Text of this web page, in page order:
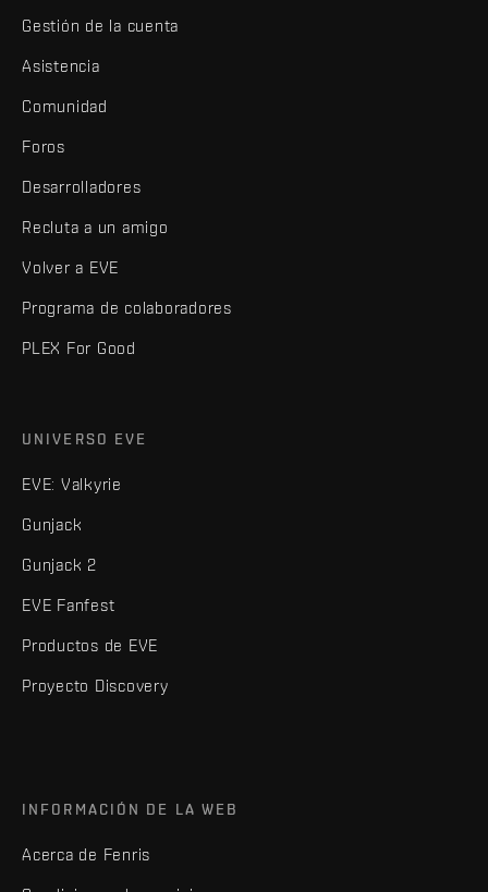
Gestión de la cuenta
Asistencia
Comunidad
Foros
Desarrolladores
Recluta a un amigo
Volver a EVE
Programa de colaboradores
PLEX For Good
UNIVERSO EVE
EVE: Valkyrie
Gunjack
Gunjack 2
EVE Fanfest
Productos de EVE
Proyecto Discovery
INFORMACIÓN DE LA WEB
Acerca de Fenris